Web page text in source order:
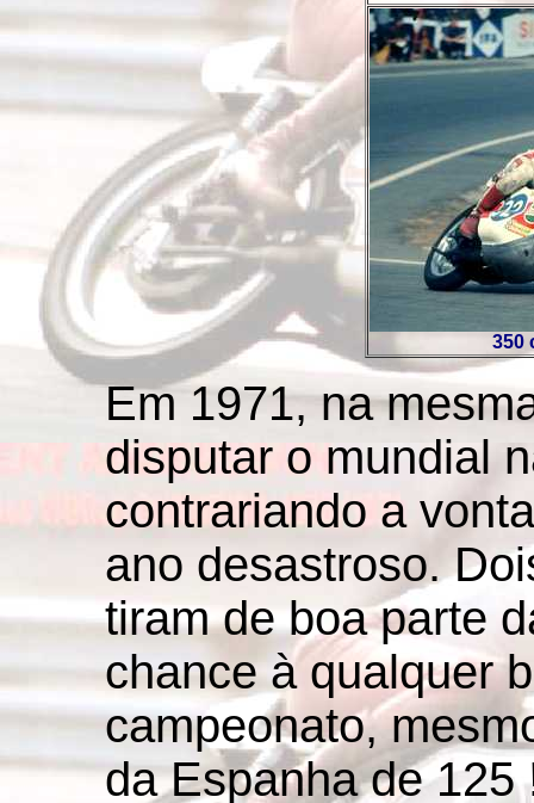
350
Em 1971, na
disputar o mundial
contrariando a
ano desastroso.
tiram de boa parte
chance à qualquer
campeonato,
da Espanha de 125